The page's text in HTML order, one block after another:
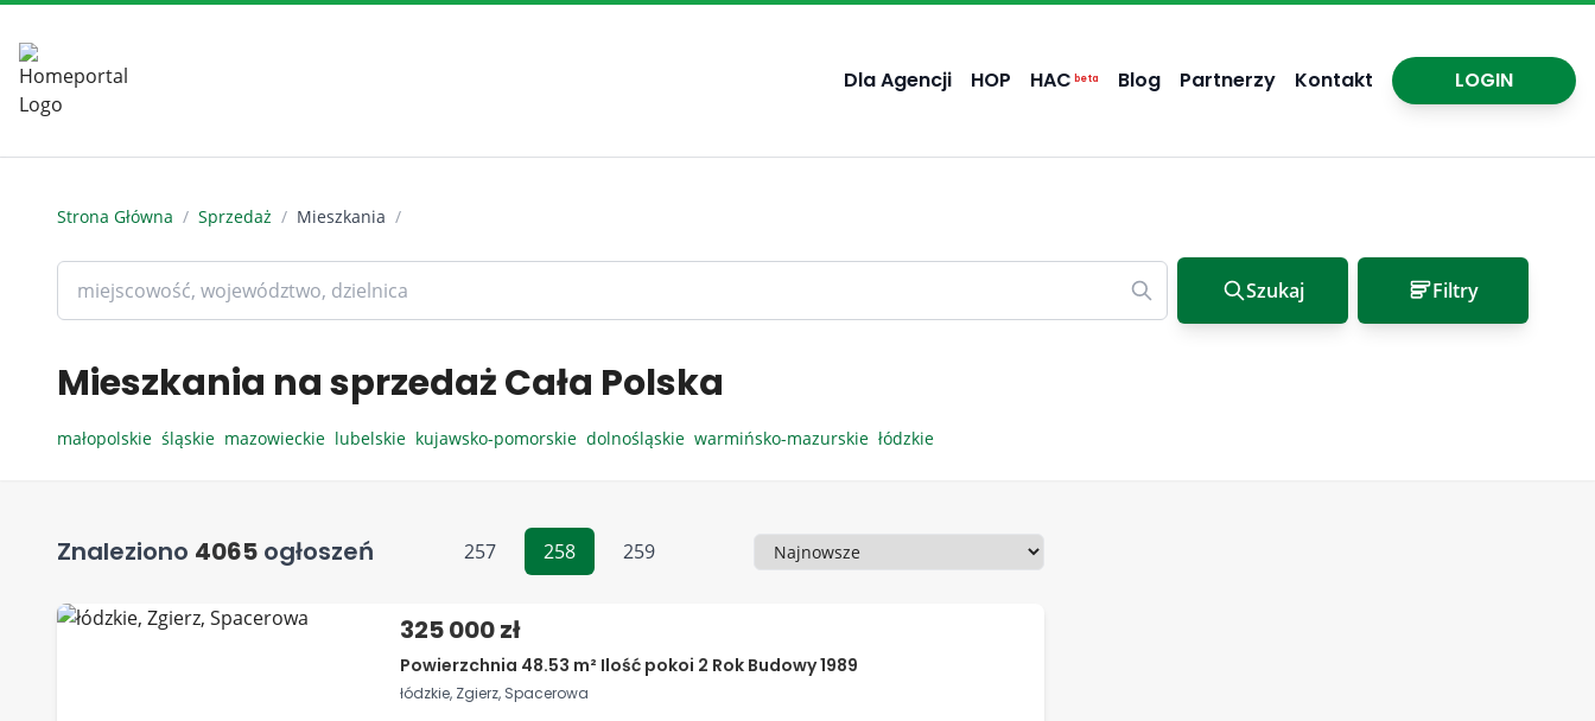
Dla Agencji HOP HAC beta Blog Partnerzy Kontakt LOGIN
Strona Główna / Sprzedaż / Mieszkania /
Szukaj Filtry
Mieszkania na sprzedaż Cała Polska
małopolskie śląskie mazowieckie lubelskie kujawsko-pomorskie dolnośląskie warmińsko-mazurskie łódzkie
Znaleziono 4065 ogłoszeń 257 258 259 Sortowanie
325 000 zł
Powierzchnia 48.53 m² Ilość pokoi 2 Rok Budowy 1989
łódzkie, Zgierz, Spacerowa